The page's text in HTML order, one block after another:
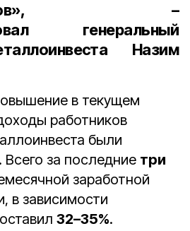
–
генеральный
Назим
в текущем
работников
были
. Всего за последние три
заработной
в зависимости
32–35%.